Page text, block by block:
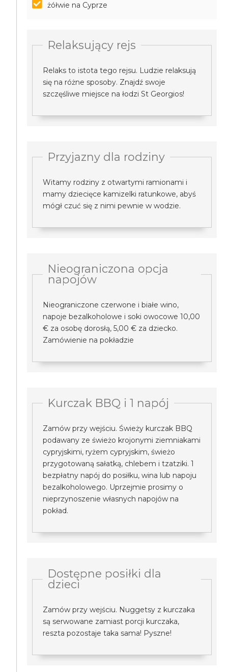
żółwie na Cyprze
Relaksujący rejs
Relaks to istota tego rejsu. Ludzie relaksują
się na różne sposoby. Znajdź swoje
szczęśliwe miejsce na łodzi St Georgios!
Przyjazny dla rodziny
Witamy rodziny z otwartymi ramionami i
mamy dziecięce kamizelki ratunkowe, abyś
mógł czuć się z nimi pewnie w wodzie.
Nieograniczona opcja
napojów
Nieograniczone czerwone i białe wino,
napoje bezalkoholowe i soki owocowe 10,00
€ za osobę dorosłą, 5,00 € za dziecko.
Zamówienie na pokładzie
Kurczak BBQ i 1 napój
Zamów przy wejściu. Świeży kurczak BBQ
podawany ze świeżo krojonymi ziemniakami
cypryjskimi, ryżem cypryjskim, świeżo
przygotowaną sałatką, chlebem i tzatziki. 1
bezpłatny napój do posiłku, wina lub napoju
bezalkoholowego. Uprzejmie prosimy o
nieprzynoszenie własnych napojów na
pokład.
Dostępne posiłki dla
dzieci
Zamów przy wejściu. Nuggetsy z kurczaka
są serwowane zamiast porcji kurczaka,
reszta pozostaje taka sama! Pyszne!